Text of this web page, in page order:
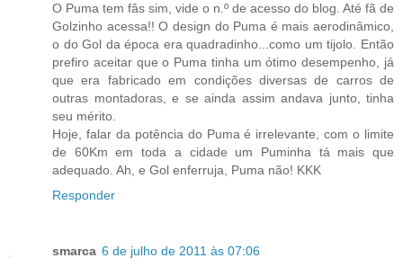
O Puma tem fâs sim, vide o n.º de acesso do blog. Até fã de
Golzinho acessa!! O design do Puma é mais aerodinâmico,
o do Gol da época era quadradinho...como um tijolo. Então
prefiro aceitar que o Puma tinha um ótimo desempenho, já
que era fabricado em condições diversas de carros de
outras montadoras, e se ainda assim andava junto, tinha
seu mérito.
Hoje, falar da potência do Puma é irrelevante, com o limite
de 60Km em toda a cidade um Puminha tá mais que
adequado. Ah, e Gol enferruja, Puma não! KKK
Responder
smarca 6 de julho de 2011 às 07:06